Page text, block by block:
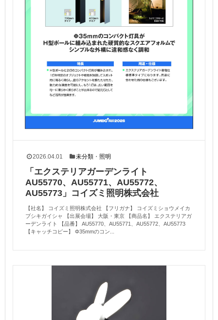
2026.04.01 未分類 ・ 照明
「エクステリアガーデンライト
AU55770、AU55771、AU55772、
AU55773」コイズミ照明株式会社
【社名】 コイズミ照明株式会社 【フリガナ】 コイズミショウメイカ
ブシキガイシャ 【出展会場】 大阪・東京 【商品名】 エクステリアガ
ーデンライト 【品番】 AU55770、AU55771、AU55772、AU55773
【キャッチコピー】 Φ35mmのコン...